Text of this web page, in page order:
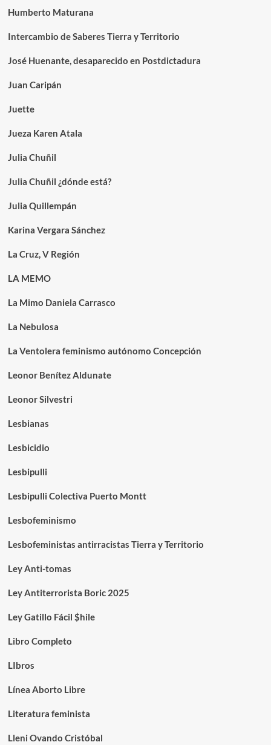
Humberto Maturana
Intercambio de Saberes Tierra y Territorio
José Huenante, desaparecido en Postdictadura
Juan Caripán
Juette
Jueza Karen Atala
Julia Chuñil
Julia Chuñil ¿dónde está?
Julia Quillempán
Karina Vergara Sánchez
La Cruz, V Región
LA MEMO
La Mimo Daniela Carrasco
La Nebulosa
La Ventolera feminismo autónomo Concepción
Leonor Benítez Aldunate
Leonor Silvestri
Lesbianas
Lesbicidio
Lesbipulli
Lesbipulli Colectiva Puerto Montt
Lesbofeminismo
Lesbofeministas antirracistas Tierra y Territorio
Ley Anti-tomas
Ley Antiterrorista Boric 2025
Ley Gatillo Fácil $hile
Libro Completo
LIbros
Línea Aborto Libre
Literatura feminista
Lleni Ovando Cristóbal